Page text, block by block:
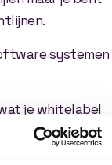
systemen
je whitelabel
zodat
de vaste